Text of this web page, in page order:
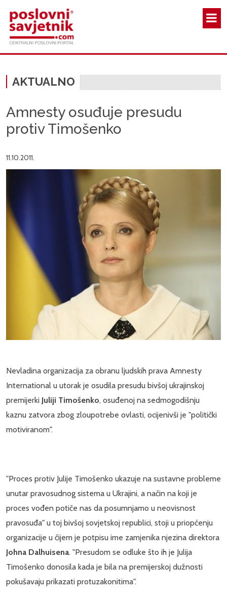
AKTUALNO
Amnesty osuđuje presudu
protiv Timošenko
11.10.2011.
Nevladina organizacija za obranu ljudskih prava Amnesty
International u utorak je osudila presudu bivšoj ukrajinskoj
premijerki Juliji Timošenko, osuđenoj na sedmogodišnju
kaznu zatvora zbog zloupotrebe ovlasti, ocijenivši je "politički
motiviranom".
"Proces protiv Julije Timošenko ukazuje na sustavne probleme
unutar pravosudnog sistema u Ukrajini, a način na koji je
proces vođen potiče nas da posumnjamo u neovisnost
pravosuđa" u toj bivšoj sovjetskoj republici, stoji u priopćenju
organizacije u čijem je potpisu ime zamjenika njezina direktora
Johna Dalhuisena. "Presudom se odluke što ih je Julija
Timošenko donosila kada je bila na premijerskoj dužnosti
pokušavaju prikazati protuzakonitima".